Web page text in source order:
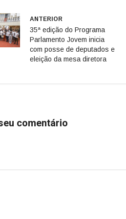
ANTERIOR
35ª edição do Programa
Parlamento Jovem inicia
com posse de deputados e
eleição da mesa diretora
comentário